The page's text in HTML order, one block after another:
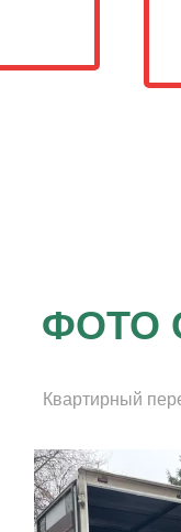
ФОТО
Квартирный